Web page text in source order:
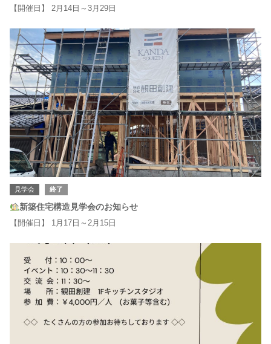
【開催日】 2月14日～3月29日
見学会 終了
新築住宅構造見学会のお知らせ
【開催日】 1月17日～2月15日